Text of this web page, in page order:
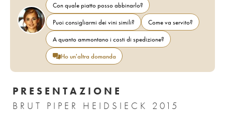
Con quale piatto posso abbinarlo?
Puoi consigliarmi dei vini simili?
Come va servito?
A quanto ammontano i costi di spedizione?
Ho un'altra domanda
PRESENTAZIONE
BRUT PIPER HEIDSIECK 2015